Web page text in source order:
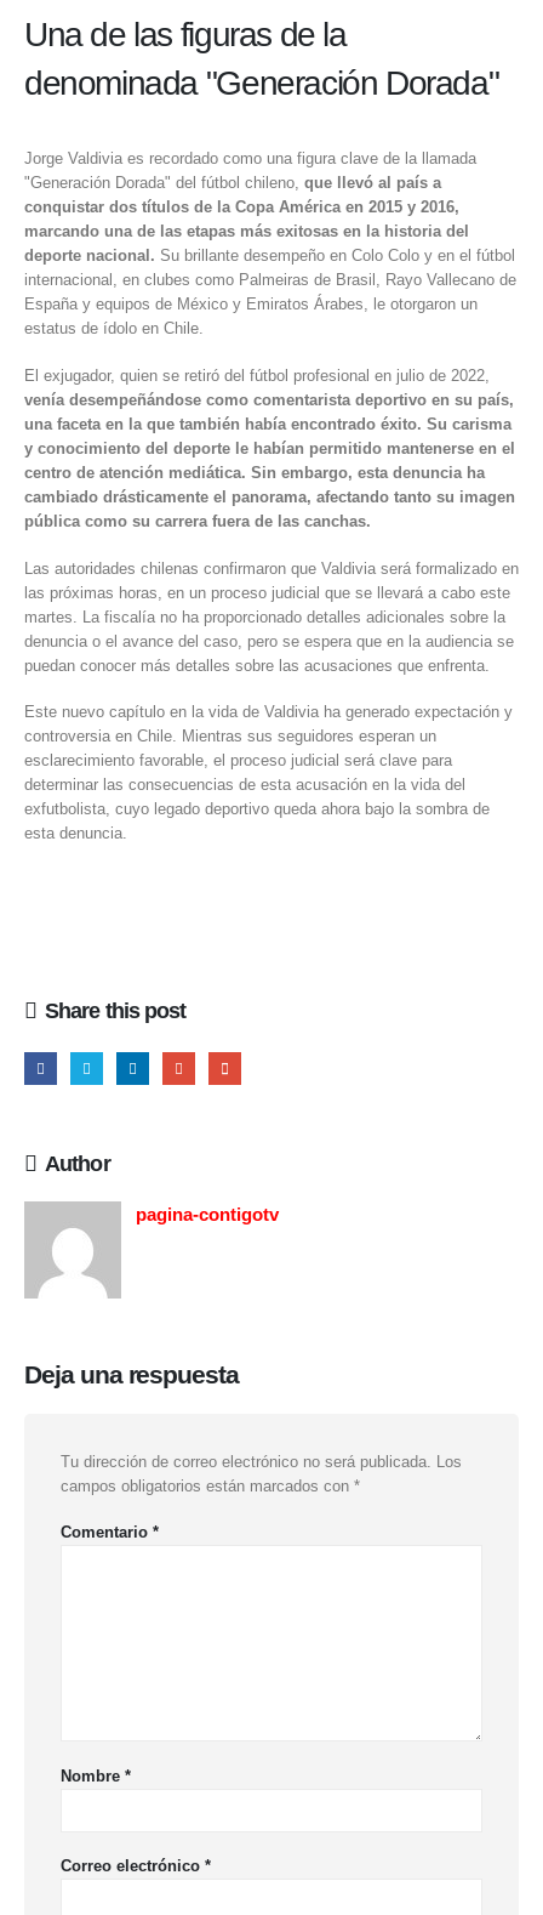
Una de las figuras de la
denominada "Generación Dorada"
Jorge Valdivia es recordado como una figura clave de la llamada
"Generación Dorada" del fútbol chileno, que llevó al país a
conquistar dos títulos de la Copa América en 2015 y 2016,
marcando una de las etapas más exitosas en la historia del
deporte nacional. Su brillante desempeño en Colo Colo y en el fútbol
internacional, en clubes como Palmeiras de Brasil, Rayo Vallecano de
España y equipos de México y Emiratos Árabes, le otorgaron un
estatus de ídolo en Chile.
El exjugador, quien se retiró del fútbol profesional en julio de 2022,
venía desempeñándose como comentarista deportivo en su país,
una faceta en la que también había encontrado éxito. Su carisma
y conocimiento del deporte le habían permitido mantenerse en el
centro de atención mediática. Sin embargo, esta denuncia ha
cambiado drásticamente el panorama, afectando tanto su imagen
pública como su carrera fuera de las canchas.
Las autoridades chilenas confirmaron que Valdivia será formalizado en
las próximas horas, en un proceso judicial que se llevará a cabo este
martes. La fiscalía no ha proporcionado detalles adicionales sobre la
denuncia o el avance del caso, pero se espera que en la audiencia se
puedan conocer más detalles sobre las acusaciones que enfrenta.
Este nuevo capítulo en la vida de Valdivia ha generado expectación y
controversia en Chile. Mientras sus seguidores esperan un
esclarecimiento favorable, el proceso judicial será clave para
determinar las consecuencias de esta acusación en la vida del
exfutbolista, cuyo legado deportivo queda ahora bajo la sombra de
esta denuncia.
Share this post
Author
pagina-contigotv
Deja una respuesta
Tu dirección de correo electrónico no será publicada. Los
campos obligatorios están marcados con *
Comentario *
Nombre *
Correo electrónico *